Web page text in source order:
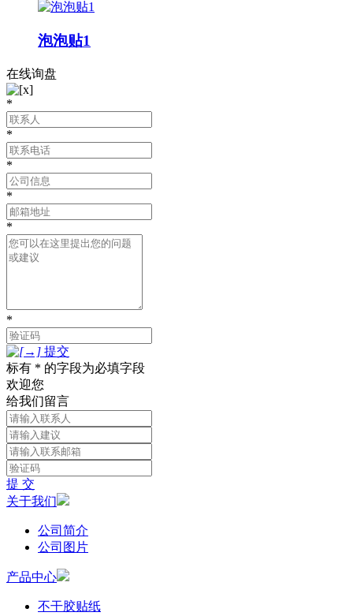
泡泡贴1
在线询盘
*
*
*
*
*
*
提交
标有 * 的字段为必填字段
欢迎您
给我们留言
提 交
关于我们
公司简介
公司图片
产品中心
不干胶贴纸